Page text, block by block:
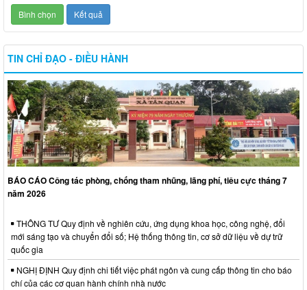
TIN CHỈ ĐẠO - ĐIỀU HÀNH
BÁO CÁO Công tác phòng, chống tham nhũng, lãng phí, tiêu cực tháng 7
năm 2026
THÔNG TƯ Quy định về nghiên cứu, ứng dụng khoa học, công nghệ, đổi
mới sáng tạo và chuyển đổi số; Hệ thống thông tin, cơ sở dữ liệu về dự trữ
quốc gia
NGHỊ ĐỊNH Quy định chi tiết việc phát ngôn và cung cấp thông tin cho báo
chí của các cơ quan hành chính nhà nước